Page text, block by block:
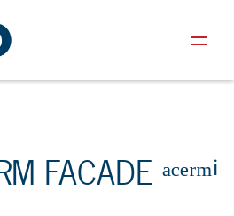
FACADE ᵃᶜᵉʳᵐⁱ